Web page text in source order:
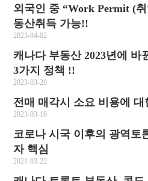
외국인 중 “Work Permit (
동산취득 가능!!
2023-04-02
캐나다 부동산 2023년에 바
3가지 정책 !!
2023-03-20
전매 매각시 소요 비용에
2023-03-16
코로나 시국 이후의 광역토
자 핵심
2021-03-22